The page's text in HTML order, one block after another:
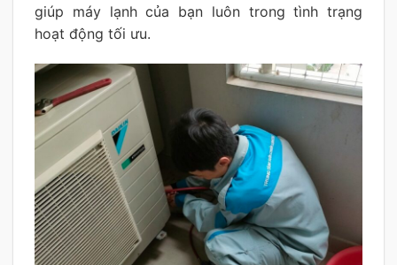
giúp máy lạnh của bạn luôn trong tình trạng
hoạt động tối ưu.